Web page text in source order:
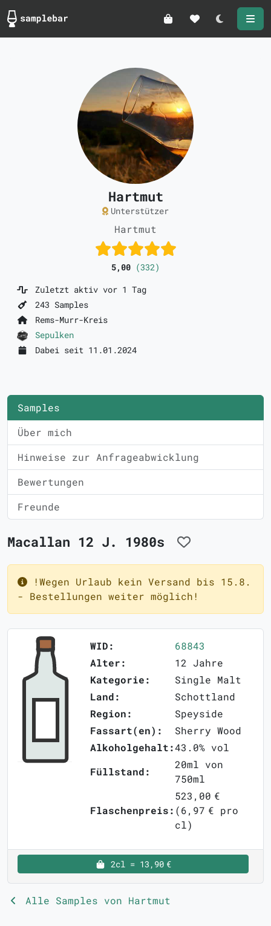
Darkmode
Hartmut
Unterstützer
Hartmut
5,00 (332)
Zuletzt aktiv vor 1 Tag
243 Samples
Rems-Murr-Kreis
Sepulken
Dabei seit 11.01.2024
Samples
Über mich
Hinweise zur Anfrageabwicklung
Bewertungen
Freunde
Macallan 12 J. 1980s
!Wegen Urlaub kein Versand bis 15.8.
- Bestellungen weiter möglich!
WID:
68843
Alter:
12 Jahre
Kategorie:
Single Malt
Land:
Schottland
Region:
Speyside
Fassart(en):
Sherry Wood
Alkoholgehalt:43.0% vol
Füllstand:
20ml von
750ml
Flaschenpreis:
523,00 €
(6,97 € pro
cl)
2cl = 13,90 €
Alle Samples von Hartmut